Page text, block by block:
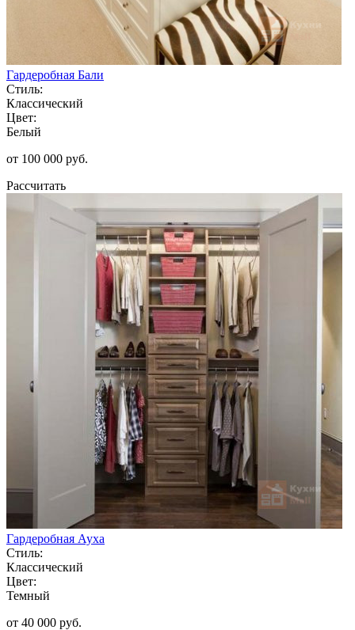
Гардеробная Бали
Стиль:
Классический
Цвет:
Белый
от 100 000 руб.
Рассчитать
Гардеробная Ауха
Стиль:
Классический
Цвет:
Темный
от 40 000 руб.